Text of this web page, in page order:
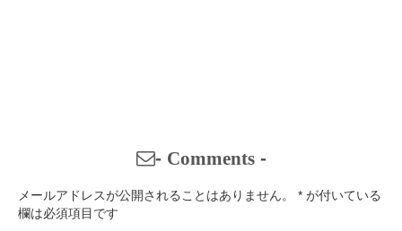
- Comments-
メールアドレスが公開されることはありません。 * が付いている
欄は必須項目です